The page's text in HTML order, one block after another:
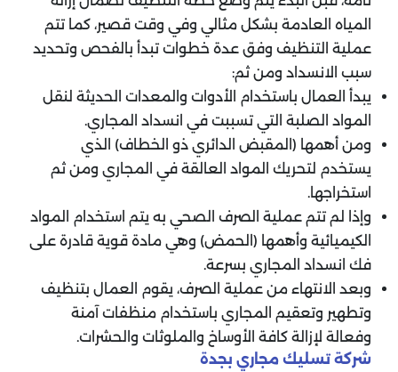
المياه العادمة بشكل مثالي وفي وقت قصير، كما تتم
عملية التنظيف وفق عدة خطوات تبدأ بالفحص وتحديد
سبب الانسداد ومن ثم:
يبدأ العمال باستخدام الأدوات والمعدات الحديثة لنقل
المواد الصلبة التي تسببت في انسداد المجاري.
ومن أهمها (المقبض الدائري ذو الخطاف) الذي
يستخدم لتحريك المواد العالقة في المجاري ومن ثم
استخراجها.
وإذا لم تتم عملية الصرف الصحي به ​​يتم استخدام المواد
الكيميائية وأهمها (الحمض) وهي مادة قوية قادرة على
فك انسداد المجاري بسرعة.
وبعد الانتهاء من عملية الصرف، يقوم العمال بتنظيف
وتطهير وتعقيم المجاري باستخدام منظفات آمنة
وفعالة لإزالة كافة الأوساخ والملوثات والحشرات.
شركة تسليك مجاري بجدة